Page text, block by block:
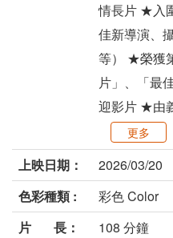
情長片 ★入
佳新導演、
等） ★榮獲
片」、「最
迎影片 ★由
更多
上映日期：
2026/03/20
色彩種類 :
彩色 Color
片 長：
108 分鐘